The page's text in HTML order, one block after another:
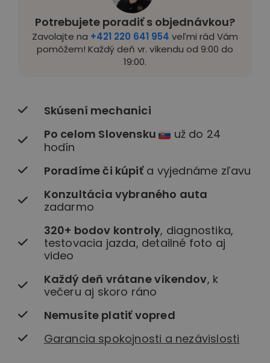
Potrebujete poradiť s objednávkou?
Zavolajte na +421 220 641 954 veľmi rád Vám
pomôžem! Každý deň vr. víkendu od 9:00 do
19:00.
Skúsení mechanici
Po celom Slovensku
už do 24
hodín
Poradíme či kúpiťa vyjednáme zľavu
Konzultácia vybraného auta
zadarmo
320+ bodov kontroly, diagnostika,
testovacia jazda, detailné foto aj
video
Každý deň vrátane víkendov, k
večeru aj skoro ráno
Nemusíte platiť vopred
Garancia spokojnosti a nezávislosti